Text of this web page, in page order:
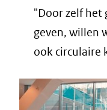
"Door zelf het
geven, willen
ook circulaire